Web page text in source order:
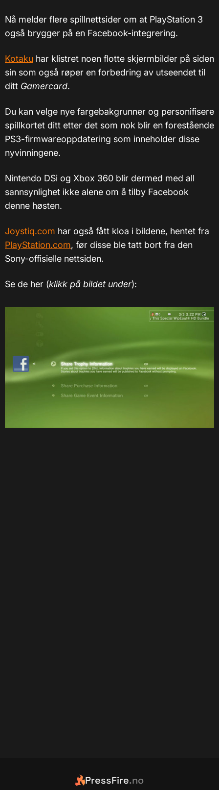
Nå melder flere spillnettsider om at PlayStation 3
også brygger på en Facebook-integrering.
Kotaku har klistret noen flotte skjermbilder på siden
sin som også røper en forbedring av utseendet til
ditt Gamercard.
Du kan velge nye fargebakgrunner og personifisere
spillkortet ditt etter det som nok blir en forestående
PS3-firmwareoppdatering som inneholder disse
nyvinningene.
Nintendo DSi og Xbox 360 blir dermed med all
sannsynlighet ikke alene om å tilby Facebook
denne høsten.
Joystiq.com har også fått kloa i bildene, hentet fra
PlayStation.com, før disse ble tatt bort fra den
Sony-offisielle nettsiden.
Se de her (klikk på bildet under):
PressFire.no